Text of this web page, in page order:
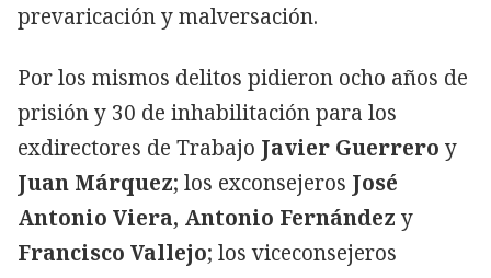
prevaricación y malversación.
Por los mismos delitos pidieron ocho años de
prisión y 30 de inhabilitación para los
exdirectores de Trabajo Javier Guerrero y
Juan Márquez; los exconsejeros José
Antonio Viera, Antonio Fernández y
Francisco Vallejo; los viceconsejeros